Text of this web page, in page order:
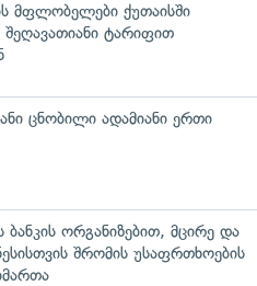
მფლობელები ქუთაისში
ტარიფით
ცნობილი ადამიანი ერთი
ორგანიზებით, მცირე და
შრომის უსაფრთხოების